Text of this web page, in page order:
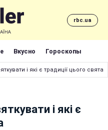
rbc.ua
Вкусно Гороскопы
і які є традиції цього свята
і які є